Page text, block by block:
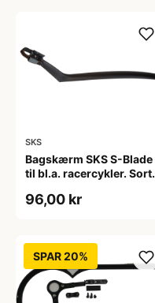
SKS
Bagskærm SKS S-Blade
til bl.a. racercykler. Sort.
96,00 kr
SPAR 20%